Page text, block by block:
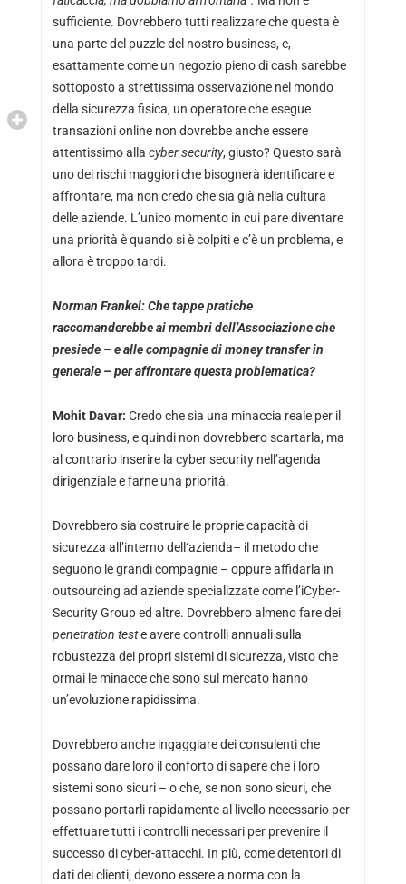
sufficiente. Dovrebbero tutti realizzare che questa è
una parte del puzzle del nostro business, e,
esattamente come un negozio pieno di cash sarebbe
sottoposto a strettissima osservazione nel mondo
della sicurezza fisica, un operatore che esegue
transazioni online non dovrebbe anche essere
attentissimo alla cyber security, giusto? Questo sarà
uno dei rischi maggiori che bisognerà identificare e
affrontare, ma non credo che sia già nella cultura
delle aziende. L’unico momento in cui pare diventare
una priorità è quando si è colpiti e c’è un problema, e
allora è troppo tardi.
Norman Frankel: Che tappe pratiche
raccomanderebbe ai membri dell’Associazione che
presiede – e alle compagnie di money transfer in
generale – per affrontare questa problematica?
Mohit Davar: Credo che sia una minaccia reale per il
loro business, e quindi non dovrebbero scartarla, ma
al contrario inserire la cyber security nell’agenda
dirigenziale e farne una priorità.
Dovrebbero sia costruire le proprie capacità di
sicurezza all’interno dell‘azienda– il metodo che
seguono le grandi compagnie – oppure affidarla in
outsourcing ad aziende specializzate come l’iCyber-
Security Group ed altre. Dovrebbero almeno fare dei
penetration teste avere controlli annuali sulla
robustezza dei propri sistemi di sicurezza, visto che
ormai le minacce che sono sul mercato hanno
un’evoluzione rapidissima.
Dovrebbero anche ingaggiare dei consulenti che
possano dare loro il conforto di sapere che i loro
sistemi sono sicuri – o che, se non sono sicuri, che
possano portarli rapidamente al livello necessario per
effettuare tutti i controlli necessari per prevenire il
successo di cyber-attacchi. In più, come detentori di
dati dei clienti, devono essere a norma con la